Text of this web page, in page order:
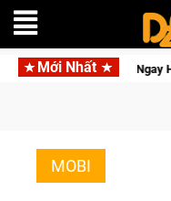
Mới Nhất Lineage W
MOBI